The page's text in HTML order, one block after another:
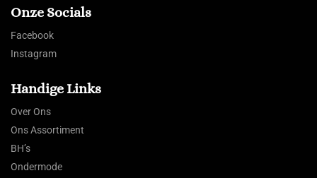
Onze Socials
Facebook
Instagram
Handige Links
Over Ons
Ons Assortiment
BH’s
Ondermode